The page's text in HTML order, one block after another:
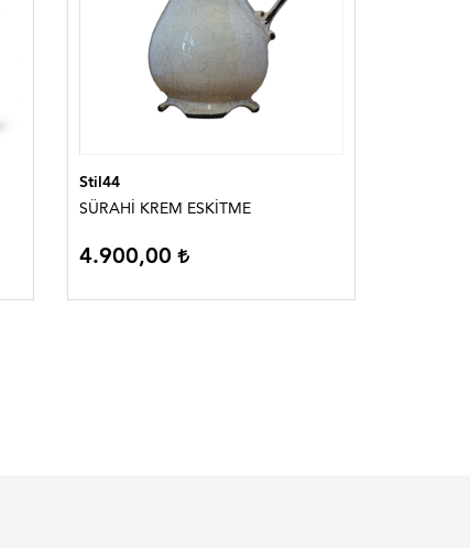
Stil44
SÜRAHİ KREM ESKİTME
4.900,00